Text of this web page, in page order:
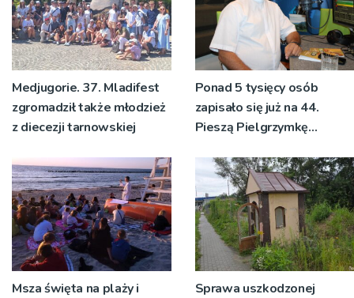
Medjugorie. 37. Mladifest
zgromadził także młodzież
z diecezji tarnowskiej
Ponad 5 tysięcy osób
zapisało się już na 44.
Pieszą Pielgrzymkę
Msza święta na plaży i
Sprawa uszkodzonej